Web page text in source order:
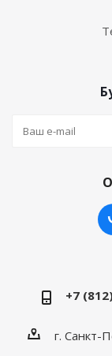
+7
г. Санкт-